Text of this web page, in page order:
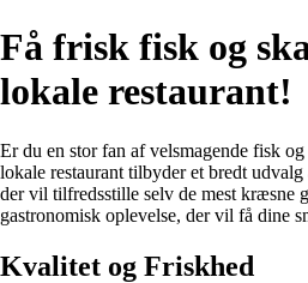
Få frisk fisk og
lokale restaurant!
Er du en stor fan af velsmagende fisk
lokale restaurant tilbyder et bredt
der vil tilfredsstille selv de mest kræsne
gastronomisk oplevelse, der vil få dine
Kvalitet og Friskhed